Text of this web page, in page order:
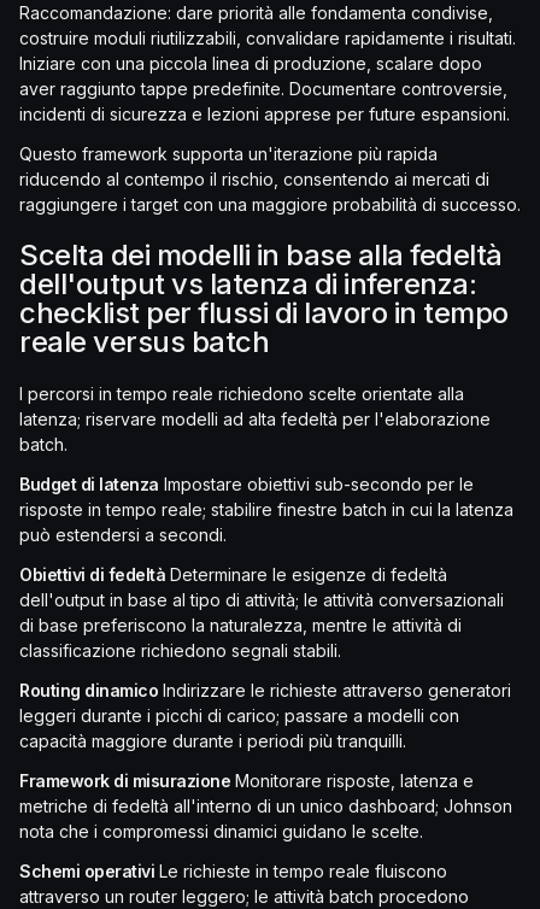
Raccomandazione: dare priorità alle fondamenta condivise,
costruire moduli riutilizzabili, convalidare rapidamente i risultati.
Iniziare con una piccola linea di produzione, scalare dopo
aver raggiunto tappe predefinite. Documentare controversie,
incidenti di sicurezza e lezioni apprese per future espansioni.
Questo framework supporta un'iterazione più rapida
riducendo al contempo il rischio, consentendo ai mercati di
raggiungere i target con una maggiore probabilità di successo.
Scelta dei modelli in base alla fedeltà
dell'output vs latenza di inferenza:
checklist per flussi di lavoro in tempo
reale versus batch
I percorsi in tempo reale richiedono scelte orientate alla
latenza; riservare modelli ad alta fedeltà per l'elaborazione
batch.
Budget di latenza Impostare obiettivi sub-secondo per le
risposte in tempo reale; stabilire finestre batch in cui la latenza
può estendersi a secondi.
Obiettivi di fedeltà Determinare le esigenze di fedeltà
dell'output in base al tipo di attività; le attività conversazionali
di base preferiscono la naturalezza, mentre le attività di
classificazione richiedono segnali stabili.
Routing dinamico Indirizzare le richieste attraverso generatori
leggeri durante i picchi di carico; passare a modelli con
capacità maggiore durante i periodi più tranquilli.
Framework di misurazione Monitorare risposte, latenza e
metriche di fedeltà all'interno di un unico dashboard; Johnson
nota che i compromessi dinamici guidano le scelte.
Schemi operativi Le richieste in tempo reale fluiscono
attraverso un router leggero; le attività batch procedono